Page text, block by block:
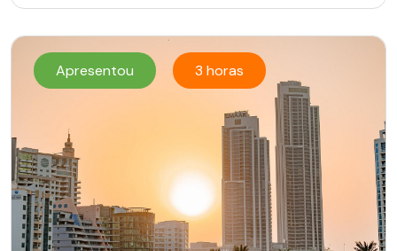
Apresentou 3 horas